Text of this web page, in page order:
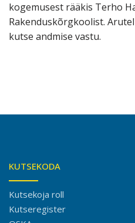
kogemusest rääkis Terho
Rakenduskõrgkoolist.
kutse andmise vastu.
KUTSEKODA
Kutsekoja roll
Kutseregister